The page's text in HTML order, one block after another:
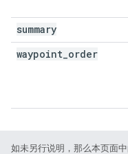
summary
waypoint order
如未另行说明，那么本页面